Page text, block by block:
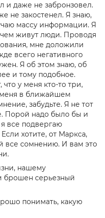
и даже не забронзовел.
не закостенел. Я знаю,
массу информации. Я
живут люди. Проводя
мне доложили
всего негативного
Я об этом знаю, об
и тому подобное.
что у меня кто-то три,
меня в ближайшем
забудьте. Я не тот
Порой надо было бы и
все подвергаю
хотите, от Маркса,
все сомнению. И вам это
нашему
брошен серьезный
понимать, какую